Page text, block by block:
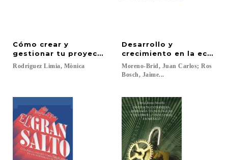
Cómo crear y
gestionar tu proyecto craft
Rodríguez Limia, Mònica
Desarrollo y
crecimiento en la
Moreno-Brid, Juan Carlos; Ros
Bosch, Jaime...